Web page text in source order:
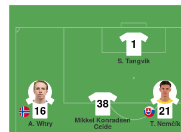
1
S. Tangvik
21
T. Nemčík
38
Mikkel Konradsen
Ceide
16
A. Witry